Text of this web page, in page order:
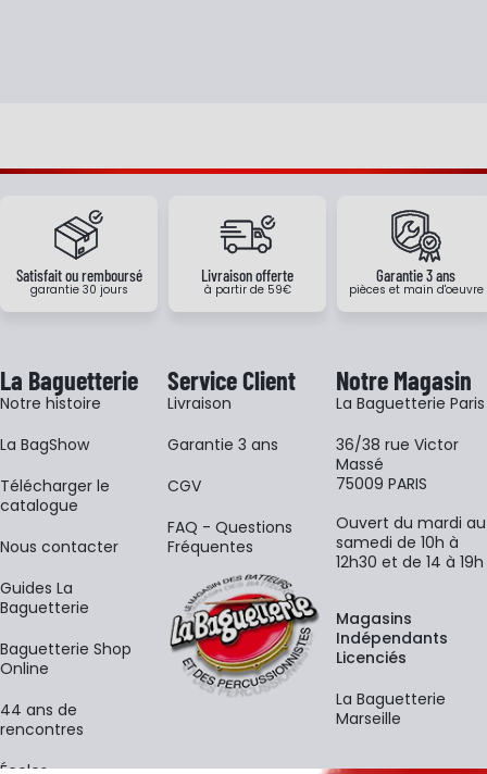
Satisfait ou remboursé
garantie 30 jours
Livraison offerte
à partir de 59€
Garantie 3 ans
pièces et main d'oeuvre
La Baguetterie
Notre histoire
La BagShow
​Télécharger le
catalogue
Nous contacter
Guides La
Baguetterie
Baguetterie Shop
Online
44 ans de
rencontres
Service Client
Livraison
Garantie 3 ans
CGV
FAQ - Questions
Fréquentes
Notre Magasin
La Baguetterie Paris
36/38 rue Victor
Massé
75009 PARIS
Ouvert du mardi au
samedi de 10h à
12h30 et de 14 à 19h
Magasins
Indépendants
Licenciés
La Baguetterie
Marseille